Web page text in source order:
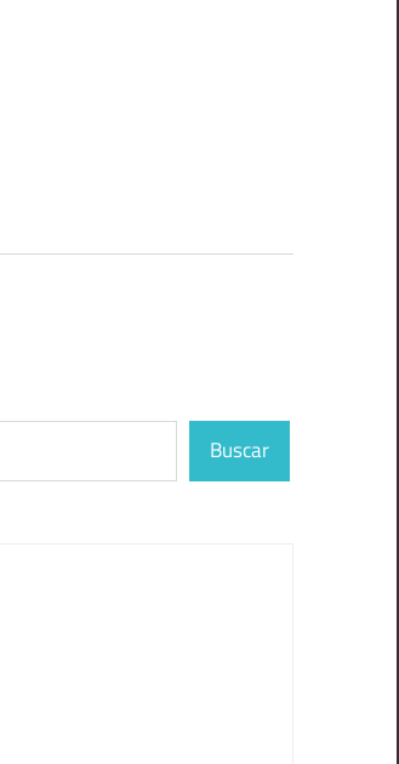
Buscar